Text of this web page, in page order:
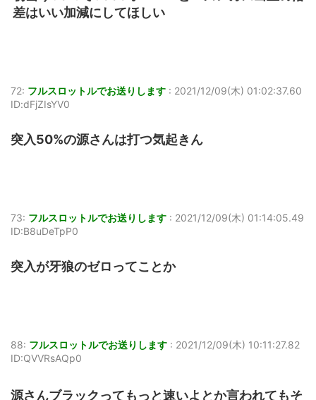
差はいい加減にしてほしい
72: フルスロットルでお送りします : 2021/12/09(木) 01:02:37.60
ID:dFjZIsYV0
突入50%の源さんは打つ気起きん
73: フルスロットルでお送りします : 2021/12/09(木) 01:14:05.49
ID:B8uDeTpP0
突入が牙狼のゼロってことか
88: フルスロットルでお送りします : 2021/12/09(木) 10:11:27.82
ID:QVVRsAQp0
源さんブラックってもっと速いよとか言われてもそ